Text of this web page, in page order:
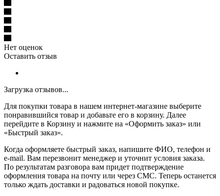
Нет оценок
Оставить отзыв
Загрузка отзывов...
Для покупки товара в нашем интернет-магазине выберите
понравившийся товар и добавьте его в корзину. Далее
перейдите в Корзину и нажмите на «Оформить заказ» или
«Быстрый заказ».
Когда оформляете быстрый заказ, напишите ФИО, телефон и
e-mail. Вам перезвонит менеджер и уточнит условия заказа.
По результатам разговора вам придет подтверждение
оформления товара на почту или через СМС. Теперь останется
только ждать доставки и радоваться новой покупке.